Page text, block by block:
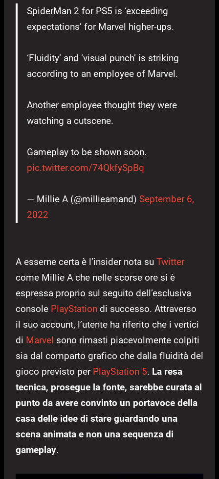
SpiderMan 2 for PS5 is ‘exceeding
expectations’ for Marvel higher-ups.
‘Fluidity’ and ‘visual punch’ is striking
according to an employee of Marvel.
Another employee thought they were
watching a cutscene.
Gameplay to be shown soon.
pic.twitter.com/74QkfySpBq
— Millie A (@millieamand) September 6,
2022
A esserne certa è l’insider nota su Twitter
come Millie A che nelle scorse ore si è
espressa proprio sul seguito dell’esclusiva
console PlayStation di successo. Attraverso
il suo account, l’utente ha riferito che i vertici
di Marvel sono rimasti piacevolmente colpiti
sia dal comparto grafico che dalla fluidità del
gioco previsto per PlayStation 5. La resa
tecnica, prosegue la fonte, sarebbe curata al
punto da avere convinto un portavoce della
casa delle idee di stare guardando una
scena animata e non una sequenza di
gameplay.